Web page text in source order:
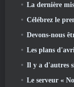
La dernière mise à jour
Célébrez le premier jour de
Devons-nous
Les plans d'avril
Il y a d'autres signes
Le serveur « NosFire »